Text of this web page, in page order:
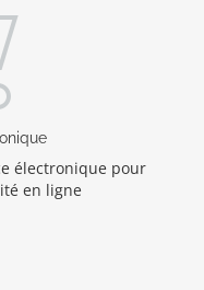
électronique pour
en ligne